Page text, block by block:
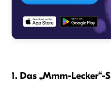
1. Das „Mmm-Lecker“-